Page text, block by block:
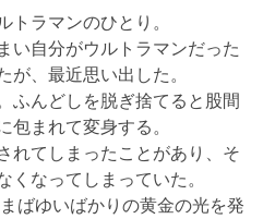
トラマンのひとり。
い自分がウルトラマンだった
が、最近思い出した。
ふんどしを脱ぎ捨てると股間
包まれて変身する。
れてしまったことがあり、そ
くなってしまっていた。
ばゆいばかりの黄金の光を発